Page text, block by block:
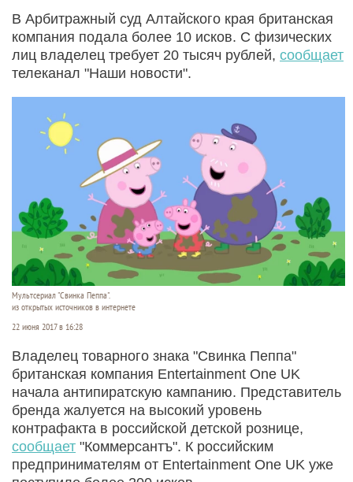
В Арбитражный суд Алтайского края британская
компания подала более 10 исков. С физических
лиц владелец требует 20 тысяч рублей, сообщает
телеканал "Наши новости".
Мультсериал "Свинка Пеппа".
из открытых источников в интернете
22 июня 2017 в 16:28
Владелец товарного знака "Свинка Пеппа"
британская компания Entertainment One UK
начала антипиратскую кампанию. Представитель
бренда жалуется на высокий уровень
контрафакта в российской детской рознице,
сообщает "Коммерсантъ". К российским
предпринимателям от Entertainment One UK уже